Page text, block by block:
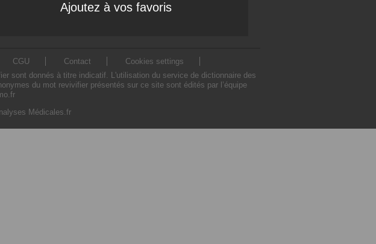
Ajoutez à vos favoris
CGU Contact
Cookies settings
sont donnés à titre indicatif. L'utilisation du service de dictionnaire des
du mot revivifier présentés sur ce site sont édités par l’équipe
Médicales.fr